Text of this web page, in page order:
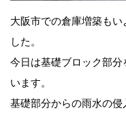
大阪市での倉庫増築も
した。
今日は基礎ブロック部
います。
基礎部分からの雨水の